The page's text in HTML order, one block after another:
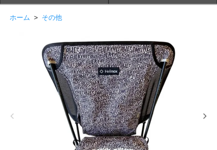
ホーム > その他